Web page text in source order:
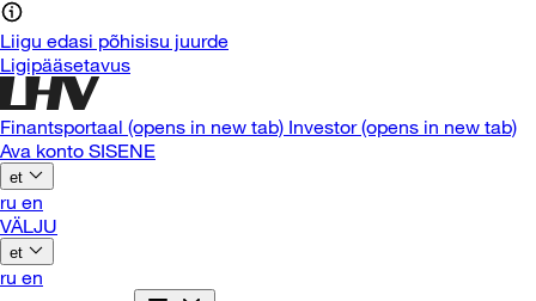
Liigu edasi põhisisu juurde
Ligipääsetavus
Finantsportaal (opens in new tab) Investor(opens in new tab)
Ava konto SISENE
et
ru en
VÄLJU
et
ru en